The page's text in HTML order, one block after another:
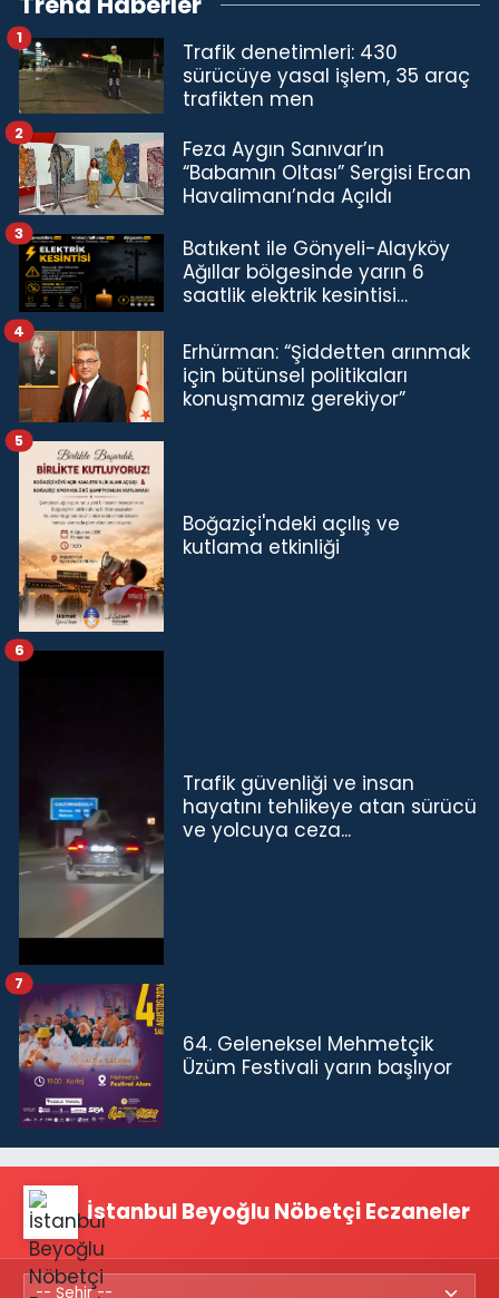
Trafik denetimleri: 430
sürücüye yasal işlem, 35 araç
trafikten men
1
Feza Aygın Sanıvar’ın
“Babamın Oltası” Sergisi Ercan
Havalimanı’nda Açıldı
2
Batıkent ile Gönyeli-Alayköy
Ağıllar bölgesinde yarın 6
saatlik elektrik kesintisi…
3
Erhürman: “Şiddetten arınmak
için bütünsel politikaları
konuşmamız gerekiyor”
4
Boğaziçi'ndeki açılış ve
kutlama etkinliği
5
Trafik güvenliği ve insan
hayatını tehlikeye atan sürücü
ve yolcuya ceza...
6
64. Geleneksel Mehmetçik
Üzüm Festivali yarın başlıyor
7
İstanbul Beyoğlu Nöbetçi Eczaneler